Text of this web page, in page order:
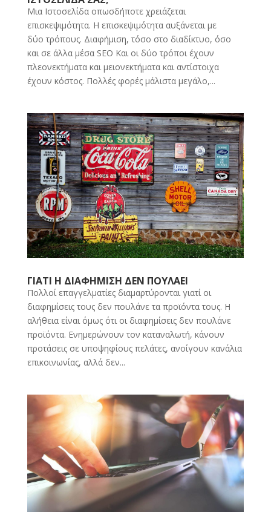
Μια Ιστοσελίδα οπωσδήποτε χρειάζεται
επισκεψιμότητα. Η επισκεψιμότητα αυξάνεται με
δύο τρόπους. Διαφήμιση, τόσο στο διαδίκτυο, όσο
και σε άλλα μέσα SEO Και οι δύο τρόποι έχουν
πλεονεκτήματα και μειονεκτήματα και αντίστοιχα
έχουν κόστος. Πολλές φορές μάλιστα μεγάλο,...
ΓΙΑΤΙ Η ΔΙΑΦΗΜΙΣΗ ΔΕΝ ΠΟΥΛΑΕΙ
Πολλοί επαγγελματίες διαμαρτύρονται γιατί οι
διαφημίσεις τους δεν πουλάνε τα προϊόντα τους. Η
αλήθεια είναι όμως ότι οι διαφημίσεις δεν πουλάνε
προϊόντα. Ενημερώνουν τον καταναλωτή, κάνουν
προτάσεις σε υποψηφίους πελάτες, ανοίγουν κανάλια
επικοινωνίας, αλλά δεν...